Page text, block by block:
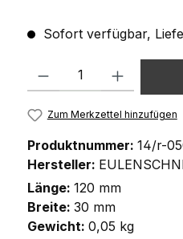
Sofort verfügbar,
Produkt Anzahl: Gib den
Zum Merkzettel hinzufügen
Produktnummer: 14/r-
Hersteller:
Länge: 120 mm
Breite: 30 mm
Gewicht: 0,05 kg